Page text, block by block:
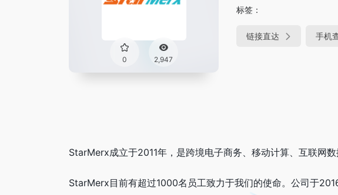
0 2,947
标签：
链接直达 手机
StarMerx成立于2011年，是跨境电子商务、移动计算、互联网数
StarMerx目前有超过1000名员工致力于我们的使命。公司于